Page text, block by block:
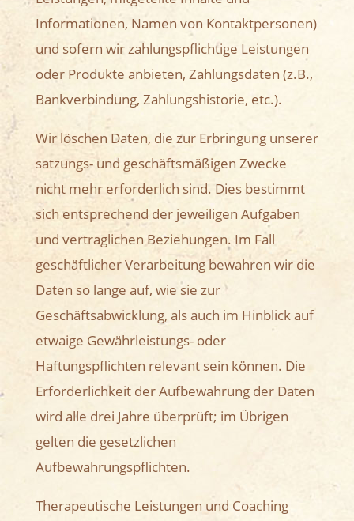
Informationen, Namen von Kontaktpersonen)
und sofern wir zahlungspflichtige Leistungen
oder Produkte anbieten, Zahlungsdaten (z.B.,
Bankverbindung, Zahlungshistorie, etc.).
Wir löschen Daten, die zur Erbringung unserer
satzungs- und geschäftsmäßigen Zwecke
nicht mehr erforderlich sind. Dies bestimmt
sich entsprechend der jeweiligen Aufgaben
und vertraglichen Beziehungen. Im Fall
geschäftlicher Verarbeitung bewahren wir die
Daten so lange auf, wie sie zur
Geschäftsabwicklung, als auch im Hinblick auf
etwaige Gewährleistungs- oder
Haftungspflichten relevant sein können. Die
Erforderlichkeit der Aufbewahrung der Daten
wird alle drei Jahre überprüft; im Übrigen
gelten die gesetzlichen
Aufbewahrungspflichten.
Therapeutische Leistungen und Coaching